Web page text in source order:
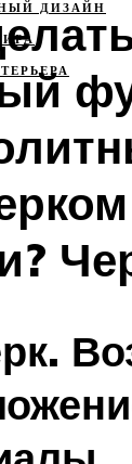
ДИЗАЙН